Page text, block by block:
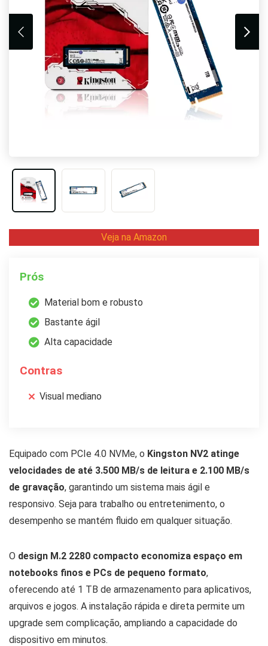
Veja na Amazon
Prós
Material bom e robusto
Bastante ágil
Alta capacidade
Contras
Visual mediano
Equipado com PCIe 4.0 NVMe, o Kingston NV2 atinge
velocidades de até 3.500 MB/s de leitura e 2.100 MB/s
de gravação, garantindo um sistema mais ágil e
responsivo. Seja para trabalho ou entretenimento, o
desempenho se mantém fluido em qualquer situação.
O design M.2 2280 compacto economiza espaço em
notebooks finos e PCs de pequeno formato,
oferecendo até 1 TB de armazenamento para aplicativos,
arquivos e jogos. A instalação rápida e direta permite um
upgrade sem complicação, ampliando a capacidade do
dispositivo em minutos.